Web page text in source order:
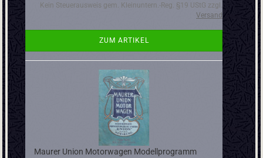
Kein Steuerausweis gem. Kleinuntern.-Reg. §19 UStG zzgl.
Versand
ZUM ARTIKEL
Maurer Union Motorwagen Modellprogramm